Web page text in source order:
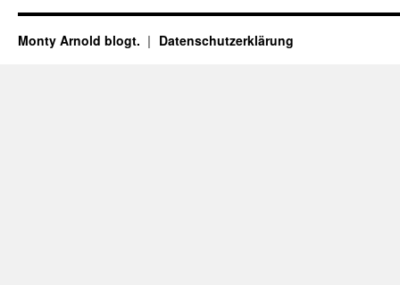
Monty Arnold blogt. Datenschutz­erklärung